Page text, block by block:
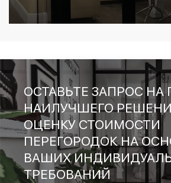
ОСТАВЬТЕ ЗАПРОС НА
НАИЛУЧШЕГО
ОЦЕНКУ СТОИМОСТИ
ПЕРЕГОРОДОК НА
ВАШИХ
ТРЕБОВАНИЙ